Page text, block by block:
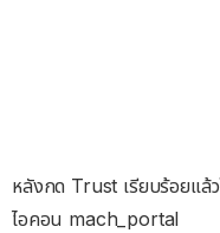
หลังกด Trust เรียบร้อยแล้
ไอคอน mach_portal